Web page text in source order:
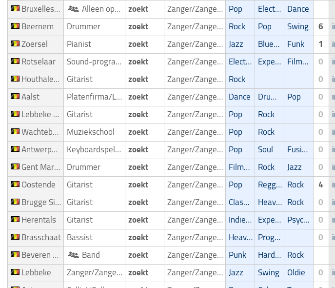
Bruxelles Berchem Sainte Agathe Alleen optredend artist zoekt Zanger/Zangeres Pop Electronic Dance
Beernem Drummer zoekt Zanger/Zangeres Rock Pop Swing 6
Zoersel Pianist zoekt Zanger/Zangeres Jazz Blues/Swing Funk 1
Rotselaar Sound-programmeur zoekt Zanger/Zangeres Electronic Experimental Filmmuziek 0
Houthalen Helchteren Gitarist zoekt Zanger/Zangeres Rock 0
Aalst Platenfirma/Label zoekt Zanger/Zangeres Dance Drum'n' bass Pop 0
Lebbeke Denderbelle Gitarist zoekt Zanger/Zangeres Pop Rock 0
Wachtebeke Muziekschool zoekt Zanger/Zangeres Pop Rock 0
Antwerpen Deurne Keyboardspeler/Toetsenist zoekt Zanger/Zangeres Pop Soul Fusion 0
Gent Mariakerke Drummer zoekt Zanger/Zangeres Filmmuziek Rock Jazz 0
Oostende Gitarist zoekt Zanger/Zangeres Pop Reggae Rock 4
Brugge Sint Kruis Gitarist zoekt Zanger/Zangeres Classic Heavy-metal Rock 0
Herentals Gitarist zoekt Zanger/Zangeres Indie/Alternative Experimental Psychedelic 0
Brasschaat Bassist zoekt Zanger/Zangeres Heavy-metal Progressive 0
Beveren Beveren Waas Band zoekt Zanger/Zangeres Punk Hardcore Rock
Lebbeke Zanger/Zangeres zoekt Zanger/Zangeres Jazz Swing Oldie 0